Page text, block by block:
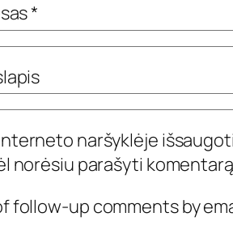
*
naršyklėje
norėsiu parašyti
follow-up comments by